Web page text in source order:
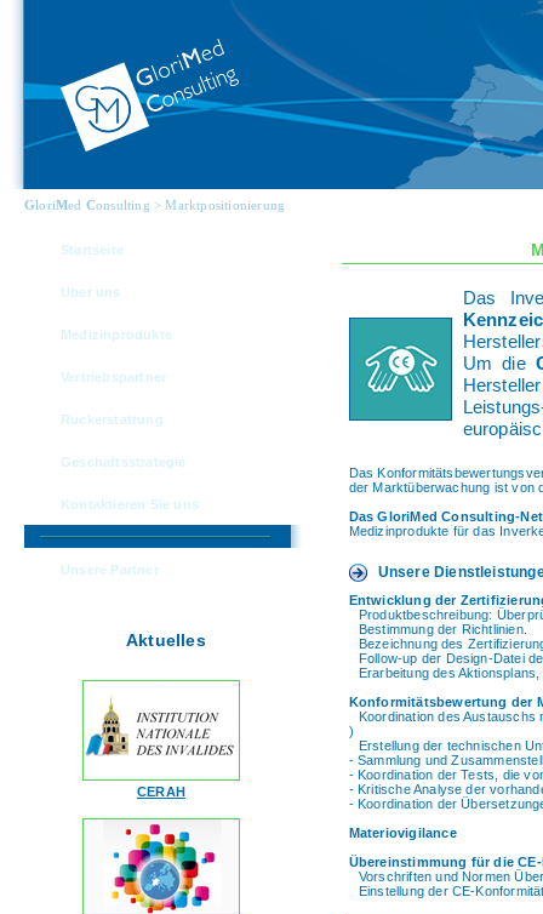
GloriMed Consulting > Marktpositionierung
Startseite
Uber uns
Medizinprodukte
Vertriebspartner
Ruckerstattung
Geschaftsstrategie
Kontaktieren Sie uns
Unsere Partner
Aktuelles
CERAH
Das
Um die
Das
der Marktüberwachung ist von
DasGloriMedConsulting-
Medizinprodukte für das
Unsere
Entwicklung der
Produktbeschreibung:
Bestimmung der Richtlinien.
Bezeichnung des
Follow-up der Design-Datei
Erarbeitung des
Konformitätsbewertung der
Koordination des Austauschs
)
Erstellung der technischen
- Sammlung und
- Koordination der Tests, die
- Kritische Analyse der
- Koordination der
Materiovigilance
Übereinstimmung für die
Vorschriften und Normen
Einstellung der CE-